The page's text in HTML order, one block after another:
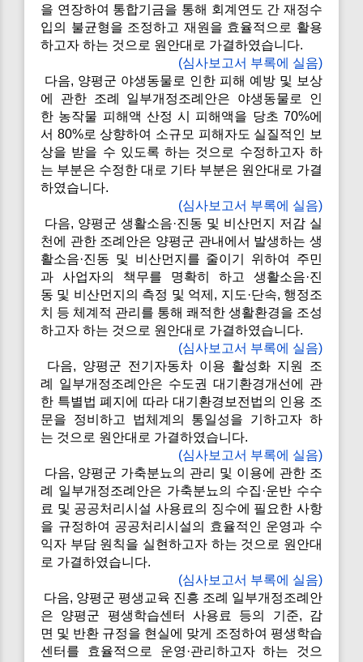
을 연장하여 통합기금을 통해 회계연도 간 재정수
입의 불균형을 조정하고 재원을 효율적으로 활용
하고자 하는 것으로 원안대로 가결하였습니다.
(심사보고서 부록에 실음)
다음, 양평군 야생동물로 인한 피해 예방 및 보상
에 관한 조례 일부개정조례안은 야생동물로 인
한 농작물 피해액 산정 시 피해액을 당초 70%에
서 80%로 상향하여 소규모 피해자도 실질적인 보
상을 받을 수 있도록 하는 것으로 수정하고자 하
는 부분은 수정한 대로 기타 부분은 원안대로 가결
하였습니다.
(심사보고서 부록에 실음)
다음, 양평군 생활소음·진동 및 비산먼지 저감 실
천에 관한 조례안은 양평군 관내에서 발생하는 생
활소음·진동 및 비산먼지를 줄이기 위하여 주민
과 사업자의 책무를 명확히 하고 생활소음·진
동 및 비산먼지의 측정 및 억제, 지도·단속, 행정조
치 등 체계적 관리를 통해 쾌적한 생활환경을 조성
하고자 하는 것으로 원안대로 가결하였습니다.
(심사보고서 부록에 실음)
다음, 양평군 전기자동차 이용 활성화 지원 조
례 일부개정조례안은 수도권 대기환경개선에 관
한 특별법 폐지에 따라 대기환경보전법의 인용 조
문을 정비하고 법체계의 통일성을 기하고자 하
는 것으로 원안대로 가결하였습니다.
(심사보고서 부록에 실음)
다음, 양평군 가축분뇨의 관리 및 이용에 관한 조
례 일부개정조례안은 가축분뇨의 수집·운반 수수
료 및 공공처리시설 사용료의 징수에 필요한 사항
을 규정하여 공공처리시설의 효율적인 운영과 수
익자 부담 원칙을 실현하고자 하는 것으로 원안대
로 가결하였습니다.
(심사보고서 부록에 실음)
다음, 양평군 평생교육 진흥 조례 일부개정조례안
은 양평군 평생학습센터 사용료 등의 기준, 감
면 및 반환 규정을 현실에 맞게 조정하여 평생학습
센터를 효율적으로 운영·관리하고자 하는 것으